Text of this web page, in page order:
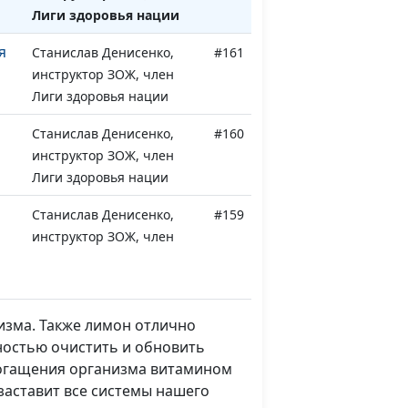
Лиги здоровья нации
Станислав Денисенко,
инструктор ЗОЖ, член
Лиги здоровья нации
#161
Станислав Денисенко,
инструктор ЗОЖ, член
Лиги здоровья нации
#160
Станислав Денисенко,
инструктор ЗОЖ, член
#159
-
Станислав Денисенко,
инструктор ЗОЖ, член
Лиги здоровья нации
#158
Станислав Денисенко,
инструктор ЗОЖ, член
#157
Также лимон отлично
очистить и обновить
организма витамином
все системы нашего